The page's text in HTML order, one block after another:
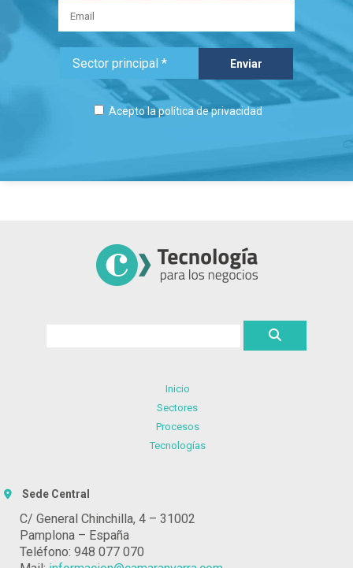
Acepto lapolítica de privacidad
Inicio
Sectores
Procesos
Tecnologías
Sede Central
C/ General Chinchilla, 4 – 31002
Pamplona – España
Teléfono: 948 077 070